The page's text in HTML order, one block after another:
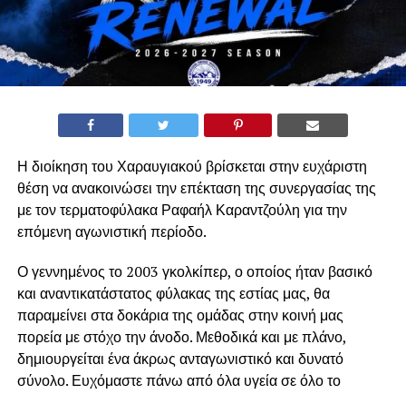
Η διοίκηση του Χαραυγιακού βρίσκεται στην ευχάριστη
θέση να ανακοινώσει την επέκταση της συνεργασίας της
με τον τερματοφύλακα Ραφαήλ Καραντζούλη για την
επόμενη αγωνιστική περίοδο.
Ο γεννημένος το 2003 γκολκίπερ, ο οποίος ήταν βασικό
και αναντικατάστατος φύλακας της εστίας μας, θα
παραμείνει στα δοκάρια της ομάδας στην κοινή μας
πορεία με στόχο την άνοδο. Μεθοδικά και με πλάνο,
δημιουργείται ένα άκρως ανταγωνιστικό και δυνατό
σύνολο. Ευχόμαστε πάνω από όλα υγεία σε όλο το